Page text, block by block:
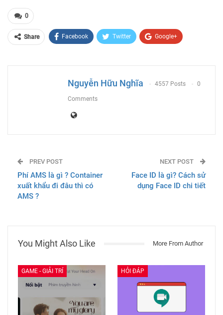
0
Share Facebook Twitter Google+
Nguyễn Hữu Nghĩa 4557 Posts 0
Comments
PREV POST
Phí AMS là gì ? Container
xuất khẩu đi đâu thì có
AMS ?
NEXT POST
Face ID là gì? Cách sử
dụng Face ID chi tiết
You Might Also Like More From Author
GAME - GIẢI TRÍ HỎI ĐÁP